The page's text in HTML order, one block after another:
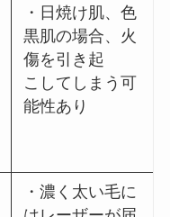
・日焼け肌、色
黒肌の場合、火
傷を引き起
こしてしまう可
能性あり
・濃く太い毛に